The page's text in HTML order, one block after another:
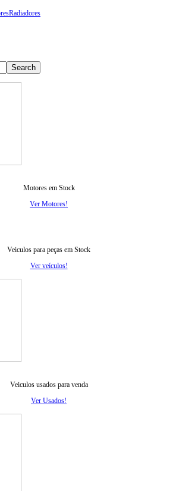
Radiadores
Motores em Stock
Ver Motores!
Veiculos para peças em Stock
Ver veículos!
Veiculos usados para venda
Ver Usados!